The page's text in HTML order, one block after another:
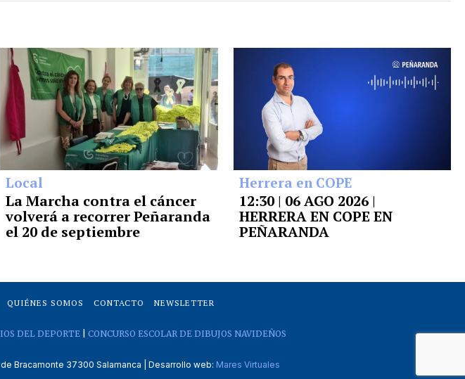
Local
La Marcha contra el cáncer
volverá a recorrer Peñaranda
el 20 de septiembre
Herrera en COPE
12:30 | 06 AGO 2026 |
HERRERA EN COPE EN
PEÑARANDA
QUIÉNES SOMOS CONTACTO NEWSLETTER
DEL DEPORTE| CONCURSO ESCOLAR DE DIBUJOS NAVIDEÑOS
Bracamonte 37300 Salamanca | Desarrollo web: Mares Virtuales